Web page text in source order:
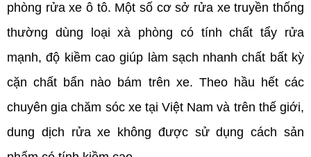
phòng rửa xe ô tô. Một số cơ sở rửa xe truyền thống
thường dùng loại xà phòng có tính chất tẩy rửa
mạnh, độ kiềm cao giúp làm sạch nhanh chất bất kỳ
cặn chất bẩn nào bám trên xe. Theo hầu hết các
chuyên gia chăm sóc xe tại Việt Nam và trên thế giới,
dung dịch rửa xe không được sử dụng cách sản